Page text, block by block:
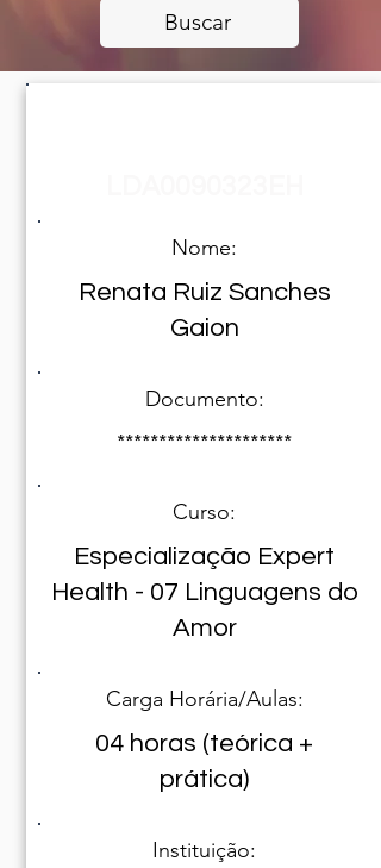
Buscar
Nome:
Renata Ruiz Sanches
Gaion
Documento:
*********************
Curso:
Especialização Expert
Health - 07 Linguagens do
Amor
Carga Horária/Aulas:
04 horas (teórica +
prática)
Instituição: